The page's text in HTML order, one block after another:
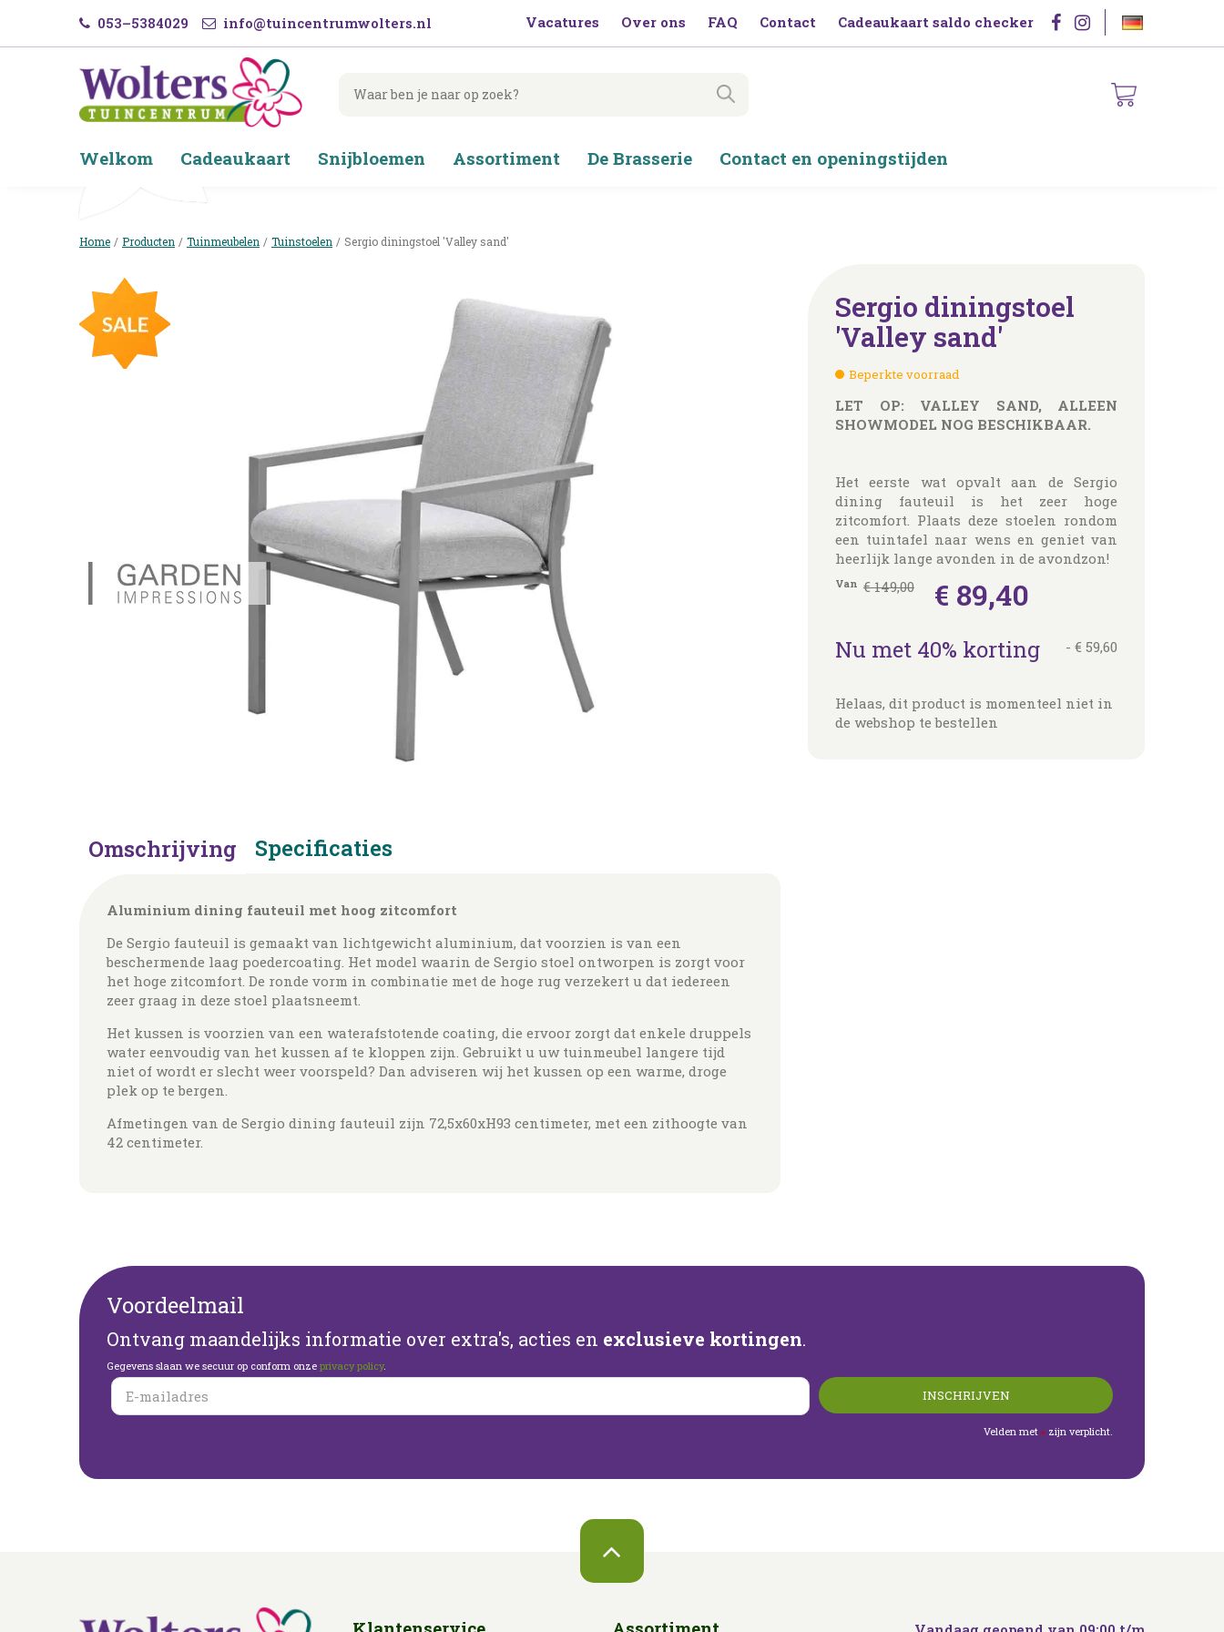
content
Home Producten Tuinmeubelen Tuinstoelen Sergio diningstoel 'Valley sand'
053–5384029 info@tuincentrumwolters.nl Vacatures Over ons FAQ Contact Cadeaukaart saldo checker
Welkom Cadeaukaart Snijbloemen Assortiment De Brasserie Contact en openingstijden
Sergio diningstoel
'Valley sand'
Beperkte voorraad
LET OP: VALLEY SAND, ALLEEN
SHOWMODEL NOG BESCHIKBAAR.
Het eerste wat opvalt aan de Sergio
dining fauteuil is het zeer hoge
zitcomfort. Plaats deze stoelen rondom
een tuintafel naar wens en geniet van
heerlijk lange avonden in de avondzon!
Van € 149,00 € 89,40
Nu met 40% korting - € 59,60
Helaas, dit product is momenteel niet in
de webshop te bestellen
Omschrijving Specificaties
Aluminium dining fauteuil met hoog zitcomfort
De Sergio fauteuil is gemaakt van lichtgewicht aluminium, dat voorzien is van een
beschermende laag poedercoating. Het model waarin de Sergio stoel ontworpen is zorgt voor
het hoge zitcomfort. De ronde vorm in combinatie met de hoge rug verzekert u dat iedereen
zeer graag in deze stoel plaatsneemt.
Het kussen is voorzien van een waterafstotende coating, die ervoor zorgt dat enkele druppels
water eenvoudig van het kussen af te kloppen zijn. Gebruikt u uw tuinmeubel langere tijd
niet of wordt er slecht weer voorspeld? Dan adviseren wij het kussen op een warme, droge
plek op te bergen.
Afmetingen van de Sergio dining fauteuil zijn 72,5x60xH93 centimeter, met een zithoogte van
42 centimeter.
Voordeelmail
Ontvang maandelijks informatie over extra's, acties en exclusieve kortingen.
Gegevens slaan we secuur op conform onze privacy policy.
Velden met * zijn verplicht.